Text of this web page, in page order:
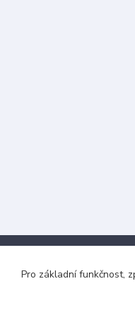
Pro základní funkčnost,